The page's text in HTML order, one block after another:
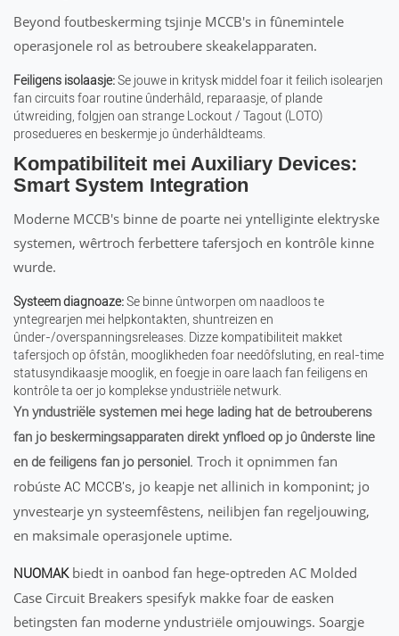
Beyond foutbeskerming tsjinje MCCB's in fûnemintele
operasjonele rol as betroubere skeakelapparaten.
Feiligens isolaasje:Se jouwe in kritysk middel foar it feilich isolearjen
fan circuits foar routine ûnderhâld, reparaasje, of plande
útwreiding, folgjen oan strange Lockout / Tagout (LOTO)
prosedueres en beskermje jo ûnderhâldteams.
Kompatibiliteit mei Auxiliary Devices:
Smart System Integration
Moderne MCCB's binne de poarte nei yntelliginte elektryske
systemen, wêrtroch ferbettere tafersjoch en kontrôle kinne
wurde.
Systeem diagnoaze:Se binne ûntworpen om naadloos te
yntegrearjen mei helpkontakten, shuntreizen en
ûnder-/overspanningsreleases. Dizze kompatibiliteit makket
tafersjoch op ôfstân, mooglikheden foar needôfsluting, en real-time
statusyndikaasje mooglik, en foegje in oare laach fan feiligens en
kontrôle ta oer jo komplekse yndustriële netwurk.
Yn yndustriële systemen mei hege lading hat de betrouberens
fan jo beskermingsapparaten direkt ynfloed op jo ûnderste line
en de feiligens fan jo personiel. Troch it opnimmen fan
robúste AC MCCB's, jo keapje net allinich in komponint; jo
ynvestearje yn systeemfêstens, neilibjen fan regeljouwing,
en maksimale operasjonele uptime.
NUOMAKbiedt in oanbod fan hege-optreden AC Molded
Case Circuit Breakers spesifyk makke foar de easken
betingsten fan moderne yndustriële omjouwings. Soargje